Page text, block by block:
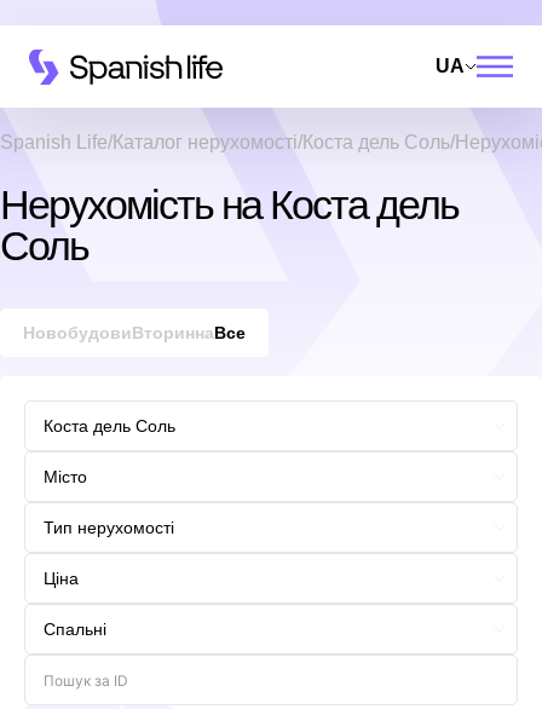
UA
Spanish Life Каталог нерухомості Коста дель Соль
Нерухомість на Коста дель
Соль
НовобудовиВториннаВсе